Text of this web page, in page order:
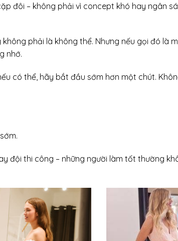
đôi – không phải vì concept khó hay ngân
phải là không thể. Nhưng nếu gọi đó là
nhớ.
có thể, hãy bắt đầu sớm hơn một chút.
đội thi công – những người làm tốt thường